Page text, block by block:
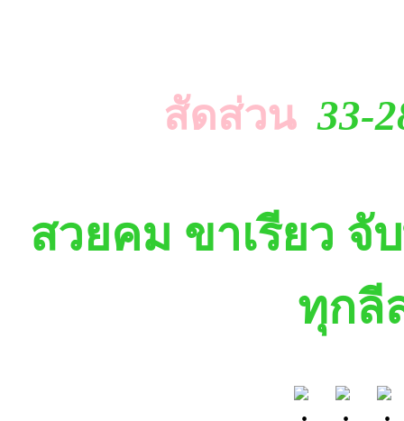
สัดส่วน33-
สวยคม ขาเรียว จั
ทุกลี